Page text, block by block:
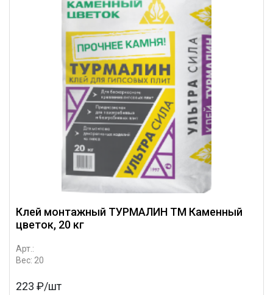
Клей монтажный ТУРМАЛИН ТМ Каменный
цветок, 20 кг
Арт.:
Вес: 20
223 ₽/шт